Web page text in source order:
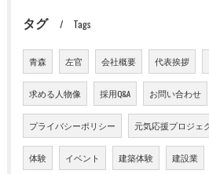
タグ Tags
青森 左官 会社概要 代表挨拶
求める人物像 採用Q&A お問い合わせ
プライバシーポリシー 元気応援プロジェ
体験 イベント 建築体験 建設業